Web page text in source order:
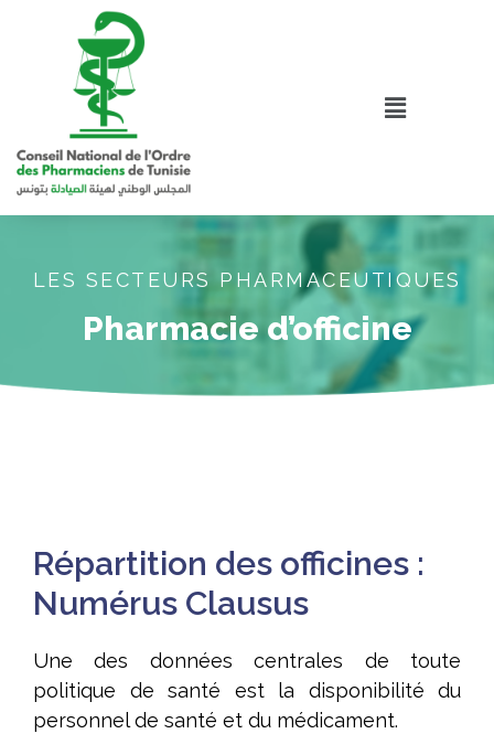
LES SECTEURS PHARMACEUTIQUES
Pharmacie d’officine
Répartition des officines :
Numérus Clausus
Une des données centrales de toute
politique de santé est la disponibilité du
personnel de santé et du médicament.